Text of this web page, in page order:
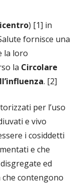
) [1] in
fornisce una
la loro
la Circolare
. [2]
per l’uso
e vivo
i cosiddetti
e che
ed
contengono